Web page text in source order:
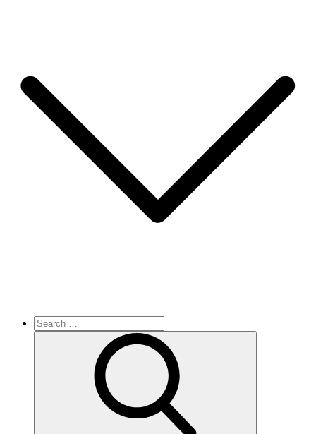
Search
for: